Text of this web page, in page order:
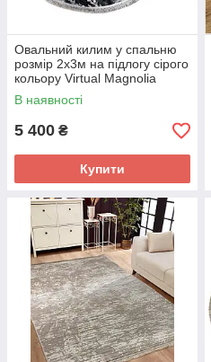
Овальний килим у спальню
розмір 2х3м на підлогу сірого
кольору Virtual Magnolia
дизайн 03881A
В наявності
5 400 ₴
Купити